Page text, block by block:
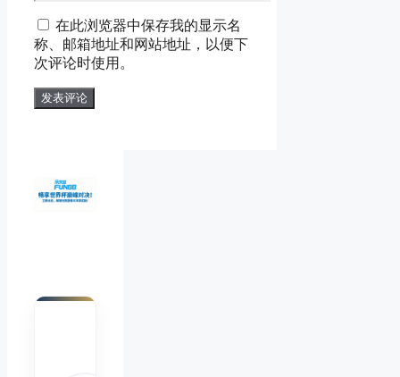
箱
地
址
地
址
在此浏览器中保存我的显示名
称、邮箱地址和网站地址，以便下
次评论时使用。